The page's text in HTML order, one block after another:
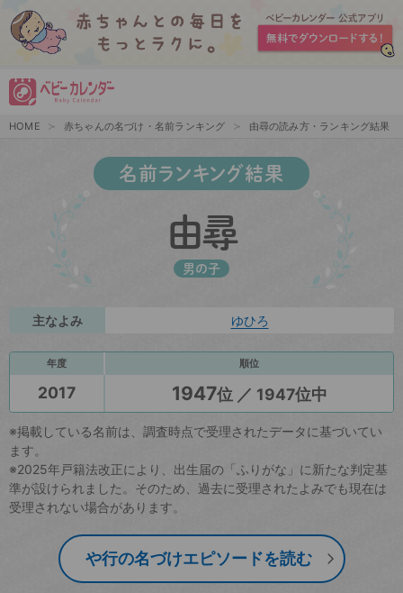
HOME 赤ちゃんの名づけ・名前ランキング 由尋の読み方・ランキング結果
名前ランキング結果
由尋
男の子
主なよみ ゆひろ
年度 順位
2017 1947位 ／ 1947位中
※掲載している名前は、調査時点で受理されたデータに基づいてい
ます。
※2025年戸籍法改正により、出生届の「ふりがな」に新たな判定基
準が設けられました。そのため、過去に受理されたよみでも現在は
受理されない場合があります。
や行の名づけエピソードを読む